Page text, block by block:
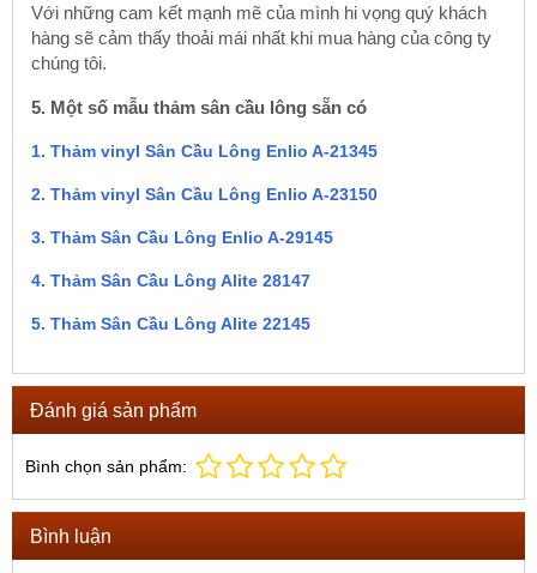
Với những cam kết mạnh mẽ của mình hi vọng quý khách
hàng sẽ cảm thấy thoải mái nhất khi mua hàng của công ty
chúng tôi.
5. Một số mẫu thảm sân cầu lông sẵn có
1. Thảm vinyl Sân Cầu Lông Enlio A-21345
2. Thảm vinyl Sân Cầu Lông Enlio A-23150
3. Thảm Sân Cầu Lông Enlio A-29145
4. Thảm Sân Cầu Lông Alite 28147
5. Thảm Sân Cầu Lông Alite 22145
Đánh giá sản phẩm
Bình chọn sản phẩm:
Bình luận